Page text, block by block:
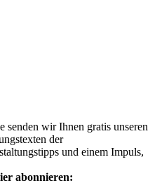
senden wir Ihnen gratis unseren
der
und einem Impuls,
abonnieren: